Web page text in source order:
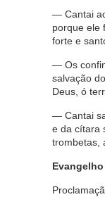
— Cantai
porque ele
forte e
— Os
salvação
Deus, ó
— Cantai
e da cítara
trombetas,